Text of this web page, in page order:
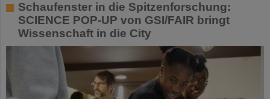
Schaufenster in die Spitzenforschung:
SCIENCE POP-UP von GSI/FAIR bringt
Wissenschaft in die City